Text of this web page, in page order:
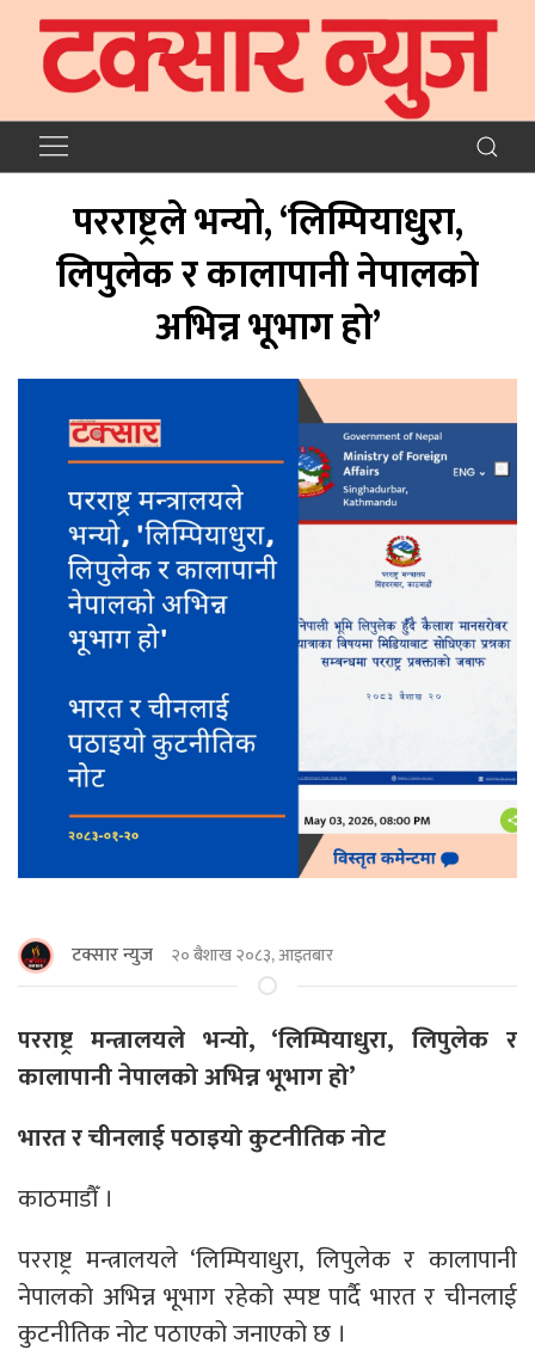
परराष्ट्रले भन्यो, ‘लिम्पियाधुरा,
लिपुलेक र कालापानी नेपालको
अभिन्न भूभाग हो’
टक्सार न्युज २० बैशाख २०८३, आइतबार
परराष्ट्र मन्त्रालयले भन्यो, ‘लिम्पियाधुरा, लिपुलेक र
कालापानी नेपालको अभिन्न भूभाग हो’
भारत र चीनलाई पठाइयो कुटनीतिक नोट
काठमाडौँ ।
परराष्ट्र मन्त्रालयले ‘लिम्पियाधुरा, लिपुलेक र कालापानी
नेपालको अभिन्न भूभाग रहेको स्पष्ट पार्दै भारत र चीनलाई
कुटनीतिक नोट पठाएको जनाएको छ ।